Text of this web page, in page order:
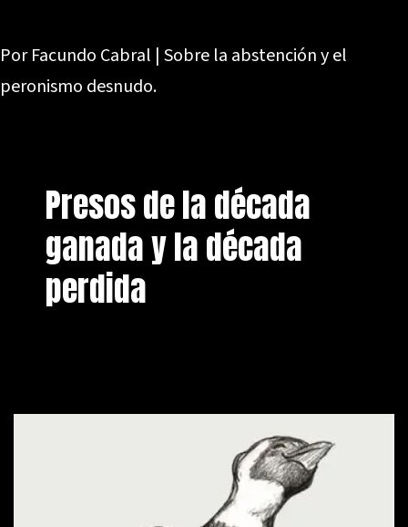
Por Facundo Cabral | Sobre la abstención y el
peronismo desnudo.
Presos de la década
ganada y la década
perdida